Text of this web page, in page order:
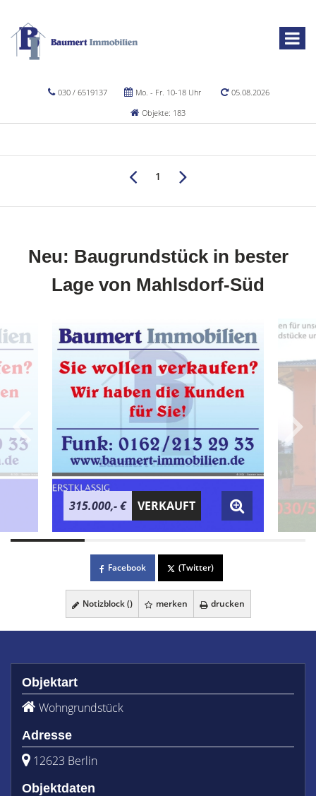
030 / 6519137 Mo. - Fr. 10-18 Uhr
05.08.2026
Objekte: 183
1
Neu: Baugrundstück in bester
Lage von Mahlsdorf-Süd
315.000,- € VERKAUFT
Facebook (Twitter)
Notizblock () merken drucken
Objektart
Wohngrundstück
Adresse
12623 Berlin
Objektdaten